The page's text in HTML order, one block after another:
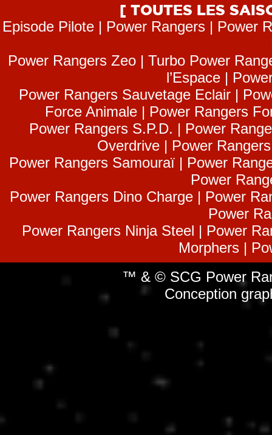
[ TOUTES LES
Episode Pilote | Power Rangers | Power
Power Rangers Zeo | Turbo Power
l’Espace |
Power Rangers Sauvetage Eclair |
Force Animale | Power Rangers
Power Rangers S.P.D. | Power
Overdrive | Power
Power Rangers Samouraï | Power
Power
Power Rangers Dino Charge | Power
Power
Power Rangers Ninja Steel | Power
Morphers |
™ & © SCG Power
Conception